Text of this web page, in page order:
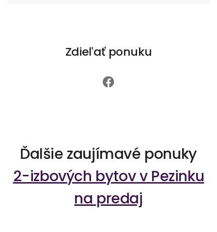
Zdieľať ponuku
Ďalšie zaujímavé ponuky
2-izbových bytov v Pezinku
na predaj